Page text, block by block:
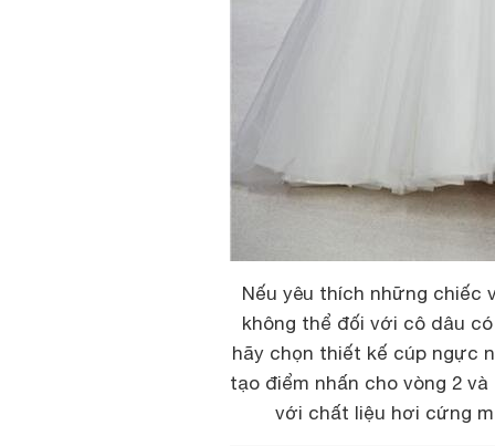
Nếu yêu thích những chiếc
không thể đối với cô dâu
hãy chọn thiết kế cúp ngực
tạo điểm nhấn cho vòng 2
với chất liệu hơi cứng